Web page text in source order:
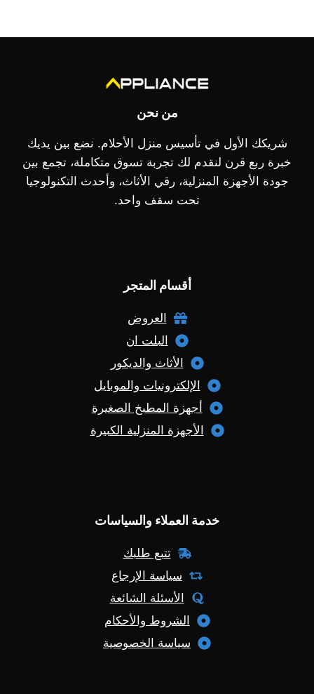
من نحن
شريكك الأول في تأسيس منزل الأحلام. نضع بين يديك
خبرة ربع قرن لنقدم لك تجربة تسوق متكاملة، تجمع بين
جودة الأجهزة المنزلية، رقي الأثاث، وأحدث التكنولوجيا
تحت سقف واحد.
أقسام المتجر
العروض
البلت ان
الأثاث والديكور
الإلكترونيات والموبايل
أجهزة المطبخ الصغيرة
الأجهزة المنزلية الكبيرة
خدمة العملاء والسياسات
تتبع طلبك
سياسة الإرجاع
الأسئلة الشائعة
الشروط والأحكام
سياسة الخصوصية